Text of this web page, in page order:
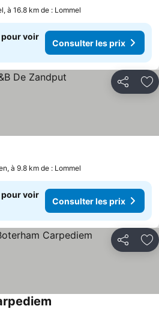
à 16.8 km de : Lommel
pour voir
Consulter les prix
Partager
à 9.8 km de : Lommel
pour voir
Consulter les prix
Partager